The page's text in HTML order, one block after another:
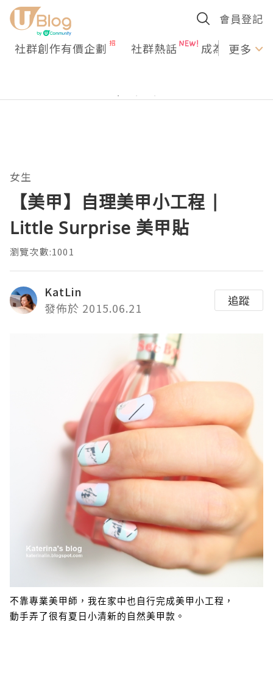
會員登記
社群創作有價企劃 社群熱話 成為U更多
女生
【美甲】自理美甲小工程 |
Little Surprise 美甲貼
瀏覽次數:1001
KatLin
發佈於 2015.06.21
追蹤
不靠專業美甲師，我在家中也自行完成美甲小工程，
動手弄了很有夏日小清新的自然美甲款。